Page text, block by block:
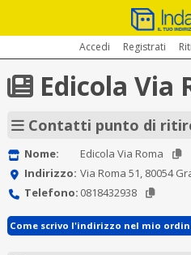
Accedi Registrati
Edicola Via
Contatti punto di
Nome:
Edicola Via Roma
Indirizzo: Via Roma 51, 80054
Telefono: 0818432938
Come scrivo l'indirizzo nel mio